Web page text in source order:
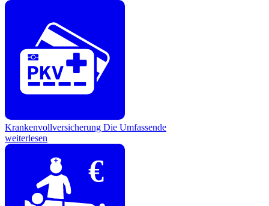
Krankenvollversicherung Die Umfassende
weiterlesen
€